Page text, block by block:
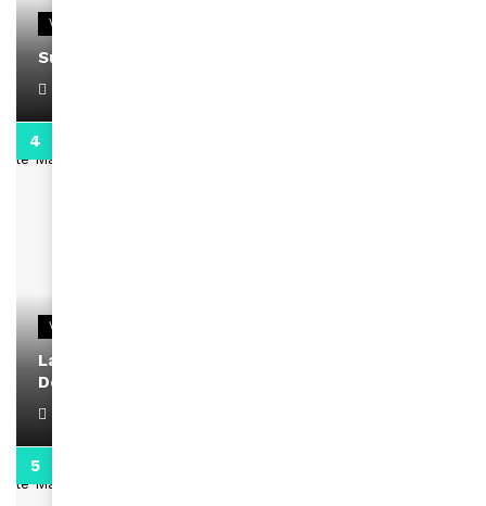
VIDEOS
Support Black Business Wee-kend
VIDEOS
La rubrique santé speciale coronavirus du
Docteur Makanda